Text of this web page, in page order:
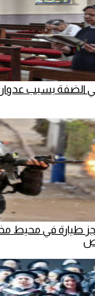
الضفة بسبب عدوان
طيارة في